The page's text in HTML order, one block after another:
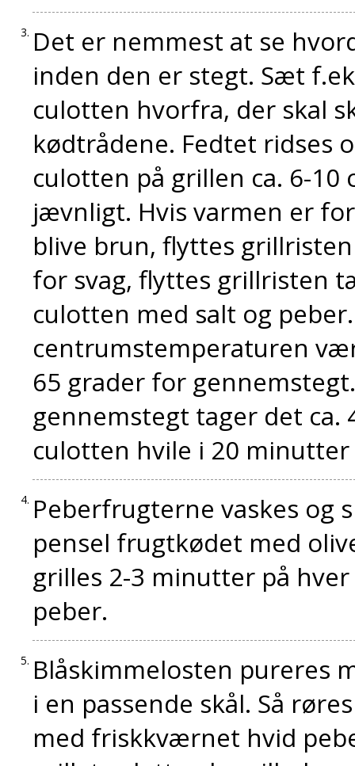
Det er nemmest at se
inden den er stegt. Sæt
culotten hvorfra, der skal
kødtrådene. Fedtet ridses
culotten på grillen ca. 6-
jævnligt. Hvis varmen er
blive brun, flyttes
for svag, flyttes grillristen
culotten med salt og
centrumstemperaturen
65 grader for
gennemstegt tager det ca.
culotten hvile i 20
Peberfrugterne vaskes og
pensel frugtkødet med
grilles 2-3 minutter på
peber.
Blåskimmelosten pureres
i en passende skål. Så
med friskkværnet hvid